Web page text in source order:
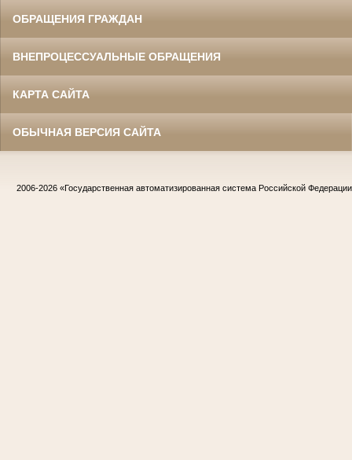
ОБРАЩЕНИЯ ГРАЖДАН
ВНЕПРОЦЕССУАЛЬНЫЕ ОБРАЩЕНИЯ
КАРТА САЙТА
ОБЫЧНАЯ ВЕРСИЯ САЙТА
2006-2026 «Государственная автоматизированная система Российской